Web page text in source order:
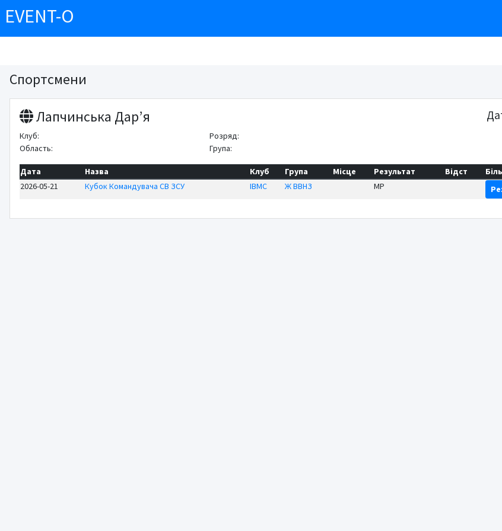
EVENT-O
Спортсмени
Лапчинська Дар’я
Клуб:
Область:
Розряд:
Група:
Дата Назва Клуб Група Місце Результат Відст
2026-05-21
Кубок Командувача СВ ЗСУ ІВМС Ж ВВНЗ MP